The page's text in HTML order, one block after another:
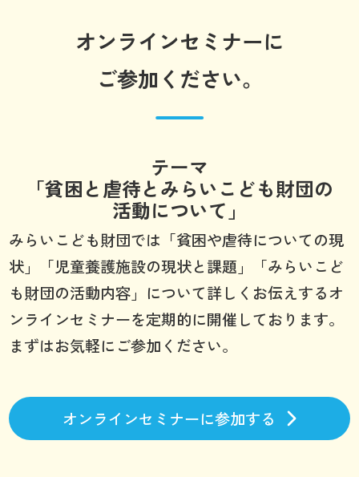
オンラインセミナーに
ご参加ください。
テーマ
「貧困と虐待とみらいこども財団の
活動について」
みらいこども財団では「貧困や虐待についての現
状」「児童養護施設の現状と課題」「みらいこど
も財団の活動内容」について詳しくお伝えするオ
ンラインセミナーを定期的に開催しております。
まずはお気軽にご参加ください。
オンラインセミナーに参加する